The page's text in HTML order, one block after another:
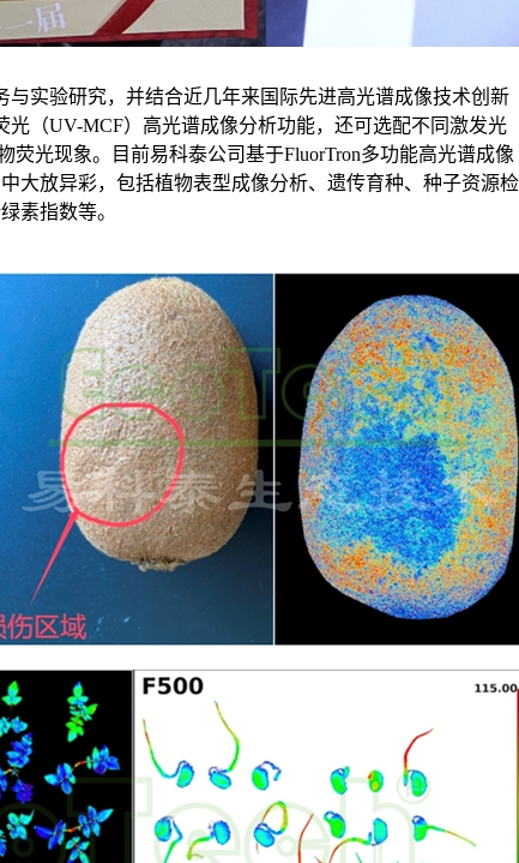
实验研究，并结合近几年来国际先进高光谱成像技术创新
（UV-MCF）高光谱成像分析功能，还可选配不同激发光
光现象。目前易科泰公司基于FluorTron多功能高光谱成像
大放异彩，包括植物表型成像分析、遗传育种、种子资源检
素指数等。